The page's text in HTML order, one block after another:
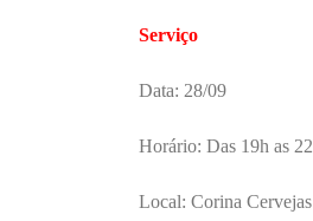
Serviço
Data: 28/09
Horário: Das 19h as
Local: Corina